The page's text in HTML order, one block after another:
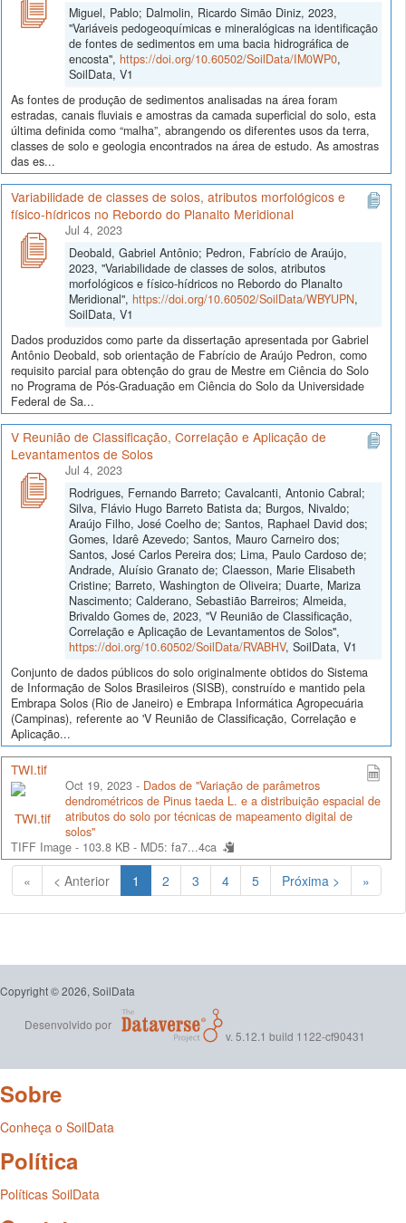
Miguel, Pablo; Dalmolin, Ricardo Simão Diniz, 2023,
"Variáveis pedogeoquímicas e mineralógicas na identificação
de fontes de sedimentos em uma bacia hidrográfica de
encosta", https://doi.org/10.60502/SoilData/IM0WP0,
SoilData, V1
As fontes de produção de sedimentos analisadas na área foram
estradas, canais fluviais e amostras da camada superficial do solo, esta
última definida como “malha”, abrangendo os diferentes usos da terra,
classes de solo e geologia encontrados na área de estudo. As amostras
das es...
Variabilidade de classes de solos, atributos morfológicos e
físico-hídricos no Rebordo do Planalto Meridional
Jul 4, 2023
Deobald, Gabriel Antônio; Pedron, Fabrício de Araújo,
2023, "Variabilidade de classes de solos, atributos
morfológicos e físico-hídricos no Rebordo do Planalto
Meridional", https://doi.org/10.60502/SoilData/WBYUPN,
SoilData, V1
Dados produzidos como parte da dissertação apresentada por Gabriel
Antônio Deobald, sob orientação de Fabrício de Araújo Pedron, como
requisito parcial para obtenção do grau de Mestre em Ciência do Solo
no Programa de Pós-Graduação em Ciência do Solo da Universidade
Federal de Sa...
V Reunião de Classificação, Correlação e Aplicação de
Levantamentos de Solos
Jul 4, 2023
Rodrigues, Fernando Barreto; Cavalcanti, Antonio Cabral;
Silva, Flávio Hugo Barreto Batista da; Burgos, Nivaldo;
Araújo Filho, José Coelho de; Santos, Raphael David dos;
Gomes, Idarê Azevedo; Santos, Mauro Carneiro dos;
Santos, José Carlos Pereira dos; Lima, Paulo Cardoso de;
Andrade, Aluísio Granato de; Claesson, Marie Elisabeth
Cristine; Barreto, Washington de Oliveira; Duarte, Mariza
Nascimento; Calderano, Sebastião Barreiros; Almeida,
Brivaldo Gomes de, 2023, "V Reunião de Classificação,
Correlação e Aplicação de Levantamentos de Solos",
https://doi.org/10.60502/SoilData/RVABHV, SoilData, V1
Conjunto de dados públicos do solo originalmente obtidos do Sistema
de Informação de Solos Brasileiros (SISB), construído e mantido pela
Embrapa Solos (Rio de Janeiro) e Embrapa Informática Agropecuária
(Campinas), referente ao 'V Reunião de Classificação, Correlação e
Aplicação...
TWI.tif
Oct 19, 2023 - Dados de "Variação de parâmetros
dendrométricos de Pinus taeda L. e a distribuição espacial de
atributos do solo por técnicas de mapeamento digital de
solos"
TIFF Image - 103.8 KB - MD5: fa7...4ca
« < Anterior 1 (Atual)
2 3 4 5 Próxima > »
Copyright © 2026, SoilData
Desenvolvido por
v. 5.12.1 build 1122-cf90431
Sobre
Conheça o SoilData
Política
Políticas SoilData